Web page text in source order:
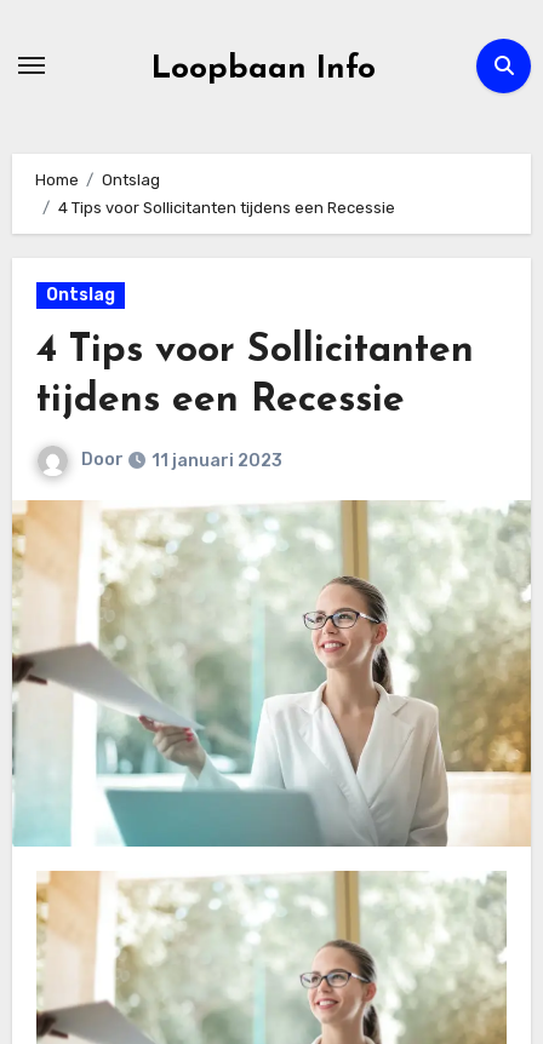
Loopbaan Info
Home
Ontslag
4 Tips voor Sollicitanten tijdens een Recessie
Ontslag
4 Tips voor Sollicitanten
tijdens een Recessie
Door 11 januari 2023